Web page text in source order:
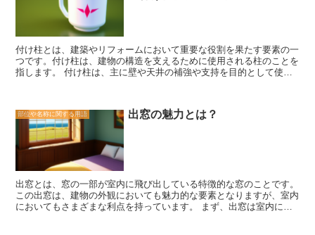
付け柱とは、建築やリフォームにおいて重要な役割を果たす要素の一
つです。付け柱は、建物の構造を支えるために使用される柱のことを
指します。 付け柱は、主に壁や天井の補強や支持を目的として使用
を受け止め、地震や風などの外部の力に対しても耐えるように設計さ
れています。 付け柱の素材は、木材や鉄骨などが一般的に使用され
ます。木材は、その柔軟性と耐久性から、多くの場合において適して
います。一方、鉄骨は、その強度と耐久性から、大規模な建物や高層
ビルなどに使用されることがあります。 付け柱の設置には、専門的
な知識と技術が必要です。建築士や構造設計士などの専門家が、建物
の構造計画や設計において付け柱の配置やサイズを決定します。ま
た、施工時には、建築現場の職人たちが正確な位置に柱を設置するた
めに努力します。 付け柱は、建物の安全性や耐久性に直結する重要
な要素です。適切な設計と施工が行われることで、建物は長期間にわ
部位や名称に関する用語 出窓の魅力とは？
出窓とは、窓の一部が室内に飛び出している特徴的な窓のことです。
この出窓は、建物の外観においても魅力的な要素となりますが、室内
においてもさまざまな利点を持っています。 まず、出窓は室内に自